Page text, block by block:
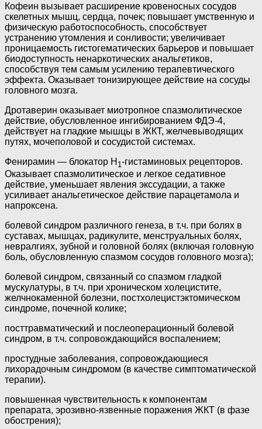
Кофеин вызывает расширение кровеносных сосудов
скелетных мышц, сердца, почек; повышает умственную и
физическую работоспособность, способствует
устранению утомления и сонливости; увеличивает
проницаемость гистогематических барьеров и повышает
биодоступность ненаркотических анальгетиков,
способствуя тем самым усилению терапевтического
эффекта. Оказывает тонизирующее действие на сосуды
головного мозга.
Дротаверин оказывает миотропное спазмолитическое
действие, обусловленное ингибированием ФДЭ-4,
действует на гладкие мышцы в ЖКТ, желчевыводящих
путях, мочеполовой и сосудистой системах.
Фенирамин — блокатор H 1-гистаминовых рецепторов.
Оказывает спазмолитическое и легкое седативное
действие, уменьшает явления экссудации, а также
усиливает анальгетическое действие парацетамола и
напроксена.
болевой синдром различного генеза, в т.ч. при болях в
суставах, мышцах, радикулите, менструальных болях,
невралгиях, зубной и головной болях (включая головную
боль, обусловленную спазмом сосудов головного мозга);
болевой синдром, связанный со спазмом гладкой
мускулатуры, в т.ч. при хроническом холецистите,
желчнокаменной болезни, постхолецистэктомическом
синдроме, почечной колике;
посттравматический и послеоперационный болевой
синдром, в т.ч. сопровождающийся воспалением;
простудные заболевания, сопровождающиеся
лихорадочным синдромом (в качестве симптоматической
терапии).
повышенная чувствительность к компонентам
препарата, эрозивно-язвенные поражения ЖКТ (в фазе
обострения);